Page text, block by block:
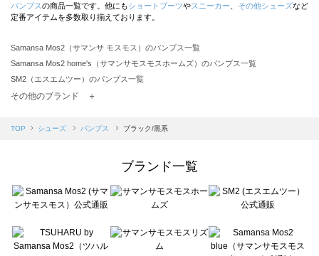
パンプスの商品一覧です。他にもショートブーツやスニーカー その他シューズなど
定番アイテムを多数取り揃えております。
Samansa Mos2（サマンサ モスモス）のパンプス一覧
Samansa Mos2 home's（サマンサモスモスホームズ）のパンプス一覧
SM2（エスエムツー）のパンプス一覧
TSUHARU by Samansa Mos2（ツハルバイサマンサモスモス）のパンプス一覧
Samansa Mos2 blue（サマンサモスモス ブルー）のパンプス一覧
sō4ū（ソウフォーユー）のパンプス一覧
Te chichi（テチチ）のパンプス一覧
Te chichi CLASSIC（テチチ クラシック）のパンプス一覧
Lugnoncure（ルノンキュール）のパンプス一覧
BETTY'S BLUE（べティーズブルー）のパンプス一覧
その他のブランド ＋
TOP シューズ パンプス ブラック/黒系
ブランド一覧